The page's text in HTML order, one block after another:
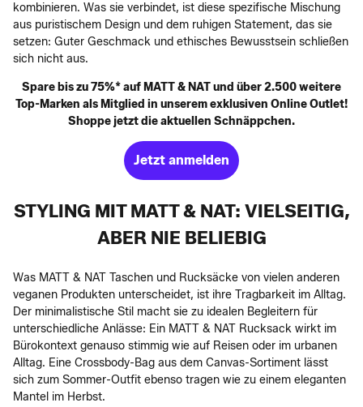
kombinieren. Was sie verbindet, ist diese spezifische Mischung
aus puristischem Design und dem ruhigen Statement, das sie
setzen: Guter Geschmack und ethisches Bewusstsein schließen
sich nicht aus.
Spare bis zu 75%* auf MATT & NAT und über 2.500 weitere
Top-Marken als Mitglied in unserem exklusiven Online Outlet!
Shoppe jetzt die aktuellen Schnäppchen.
Jetzt anmelden
STYLING MIT MATT & NAT: VIELSEITIG,
ABER NIE BELIEBIG
Was MATT & NAT Taschen und Rucksäcke von vielen anderen
veganen Produkten unterscheidet, ist ihre Tragbarkeit im Alltag.
Der minimalistische Stil macht sie zu idealen Begleitern für
unterschiedliche Anlässe: Ein MATT & NAT Rucksack wirkt im
Bürokontext genauso stimmig wie auf Reisen oder im urbanen
Alltag. Eine Crossbody-Bag aus dem Canvas-Sortiment lässt
sich zum Sommer-Outfit ebenso tragen wie zu einem eleganten
Mantel im Herbst.